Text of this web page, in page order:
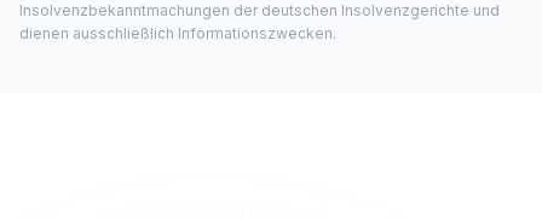
Insolvenzbekanntmachungen der deutschen Insolvenzgerichte und
dienen ausschließlich Informationszwecken.